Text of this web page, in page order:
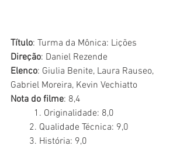
Título: Turma da Mônica: Lições
Direção: Daniel Rezende
Elenco: Giulia Benite, Laura Rauseo,
Gabriel Moreira, Kevin Vechiatto
Nota do filme: 8,4
	1. Originalidade: 8,0
        2. Qualidade Técnica: 9,0
        3. História: 9,0